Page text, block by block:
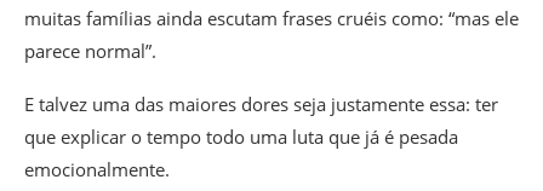
muitas famílias ainda escutam frases cruéis como: “mas ele
parece normal”.
E talvez uma das maiores dores seja justamente essa: ter
que explicar o tempo todo uma luta que já é pesada
emocionalmente.